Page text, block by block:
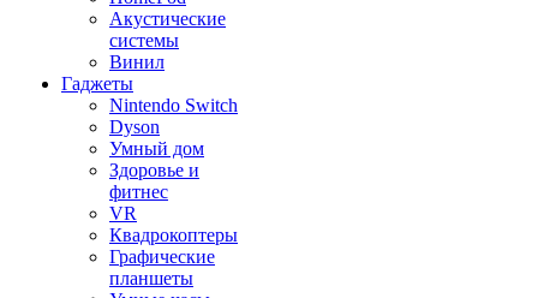
Акустические
системы
Винил
Гаджеты
Nintendo Switch
Dyson
Умный дом
Здоровье и
фитнес
VR
Квадрокоптеры
Графические
планшеты